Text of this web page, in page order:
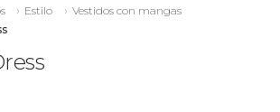
Estilo
Vestidos con mangas